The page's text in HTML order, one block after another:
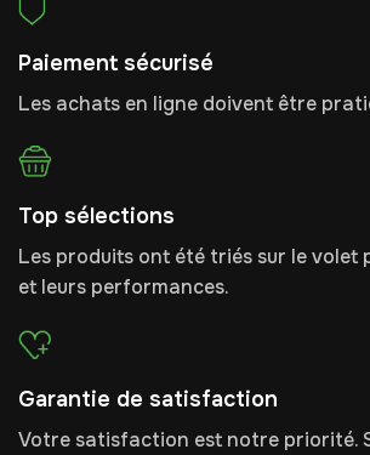
Paiement sécurisé
Les achats en ligne doivent être
Top sélections
Les produits ont été triés sur le volet
et leurs performances.
Garantie de satisfaction
Votre satisfaction est notre priorité.